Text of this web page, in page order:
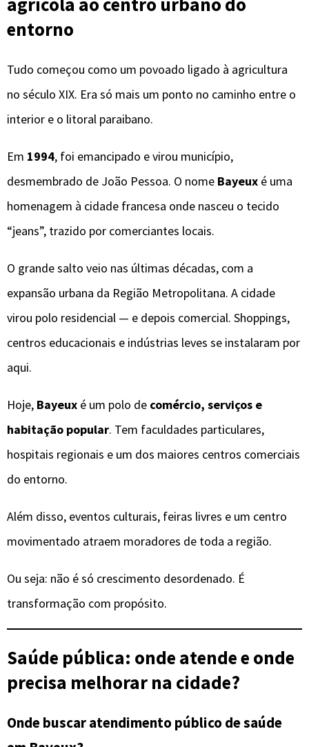
entorno
Tudo começou como um povoado ligado à agricultura
no século XIX. Era só mais um ponto no caminho entre o
interior e o litoral paraibano.
Em 1994, foi emancipado e virou município,
desmembrado de João Pessoa. O nome Bayeux é uma
homenagem à cidade francesa onde nasceu o tecido
“jeans”, trazido por comerciantes locais.
O grande salto veio nas últimas décadas, com a
expansão urbana da Região Metropolitana. A cidade
virou polo residencial — e depois comercial. Shoppings,
centros educacionais e indústrias leves se instalaram por
aqui.
Hoje, Bayeux é um polo de comércio, serviços e
habitação popular. Tem faculdades particulares,
hospitais regionais e um dos maiores centros comerciais
do entorno.
Além disso, eventos culturais, feiras livres e um centro
movimentado atraem moradores de toda a região.
Ou seja: não é só crescimento desordenado. É
transformação com propósito.
Saúde pública: onde atende e onde
precisa melhorar na cidade?
Onde buscar atendimento público de saúde